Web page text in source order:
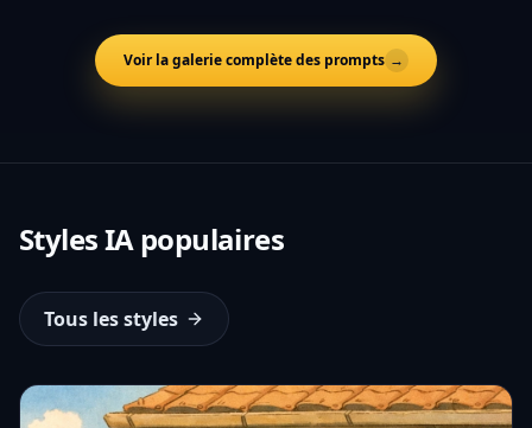
Voir la galerie complète des prompts →
Styles IA populaires
Tous les styles